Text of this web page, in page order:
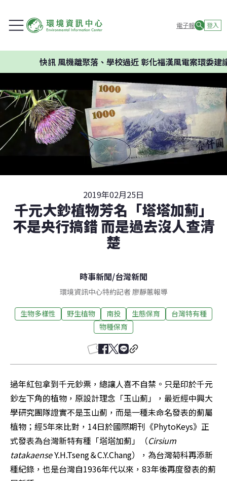
電子報 登入
風機離聚落、學校過近 彰化福漢風電案環委建議不應開發
2019年02月25日
千元大鈔植物芳名「塔塔加薊」
不是央行搞錯 而是過去沒人查清
楚
時事新聞/台灣新聞
環境資訊中心特約記者 廖靜蕙報導
生物多樣性 野生植物 南投 生態保育
台灣特有種
物種保育
過年紅包拿到千元鈔票，總讓人喜不自禁。只是印於千元
鈔左下角的植物，原設計理念「玉山薊」，最近經中興大
學研究團隊證實不是玉山薊，而是一種未命名發表的薊屬
植物；經5年來比對，14日於國際期刊《PhytoKeys》正
式發表為台灣新特有種「塔塔加薊」（Cirsium
tatakaense Y.H.Tseng＆C.Y.Chang），為台灣菊科再添新
種紀錄，也是台灣自1936年代以來，83年後再度發表的薊